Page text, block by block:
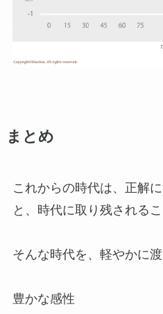
まとめ
これからの時代は、正解
と、時代に取り残される
そんな時代を、軽やかに
豊かな感性